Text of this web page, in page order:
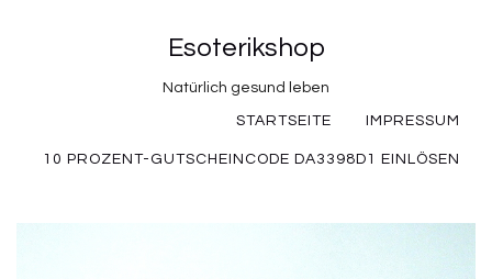
Esoterikshop
Natürlich gesund leben
STARTSEITE IMPRESSUM
10 PROZENT-GUTSCHEINCODE DA3398D1 EINLÖSEN